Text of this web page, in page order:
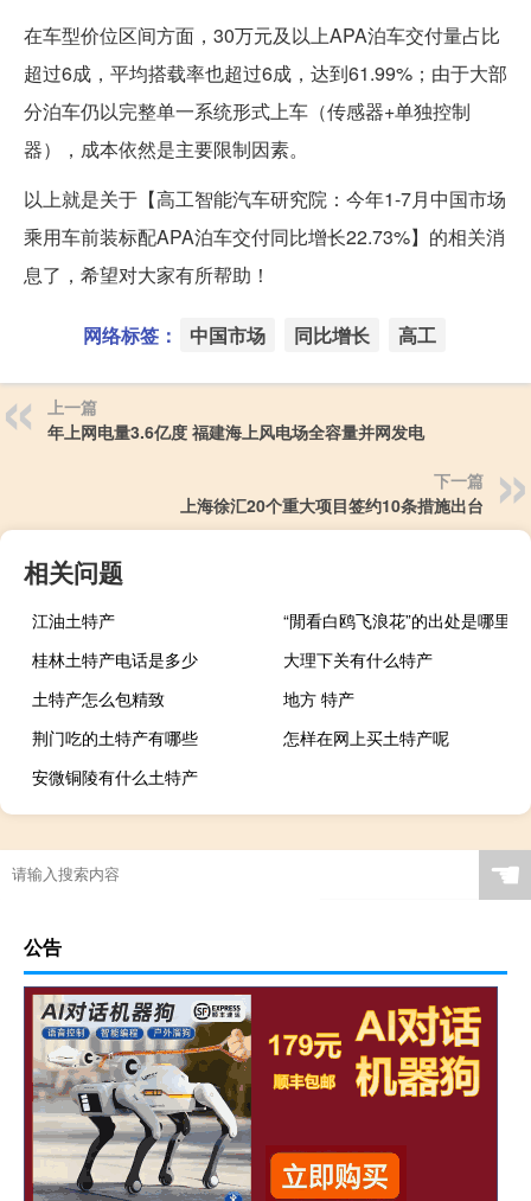
在车型价位区间方面，30万元及以上APA泊车交付量占比
超过6成，平均搭载率也超过6成，达到61.99%；由于大部
分泊车仍以完整单一系统形式上车（传感器+单独控制
器），成本依然是主要限制因素。
以上就是关于【高工智能汽车研究院：今年1-7月中国市场
乘用车前装标配APA泊车交付同比增长22.73%】的相关消
息了，希望对大家有所帮助！
网络标签： 中国市场 同比增长 高工
上一篇
年上网电量3.6亿度 福建海上风电场全容量并网发电
下一篇
上海徐汇20个重大项目签约10条措施出台
相关问题
江油土特产
“閒看白鸥飞浪花”的出处是哪里
桂林土特产电话是多少
大理下关有什么特产
土特产怎么包精致
地方 特产
荆门吃的土特产有哪些
怎样在网上买土特产呢
安微铜陵有什么土特产
☚
公告